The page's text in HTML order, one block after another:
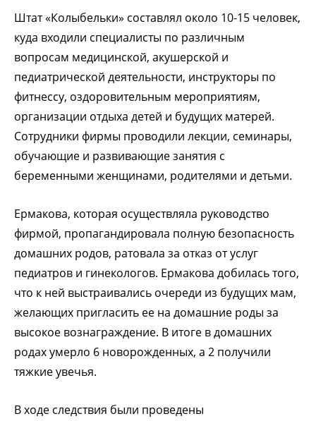
Штат «Колыбельки» составлял около 10-15 человек,
куда входили специалисты по различным
вопросам медицинской, акушерской и
педиатрической деятельности, инструкторы по
фитнессу, оздоровительным мероприятиям,
организации отдыха детей и будущих матерей.
Сотрудники фирмы проводили лекции, семинары,
обучающие и развивающие занятия с
беременными женщинами, родителями и детьми.
Ермакова, которая осуществляла руководство
фирмой, пропагандировала полную безопасность
домашних родов, ратовала за отказ от услуг
педиатров и гинекологов. Ермакова добилась того,
что к ней выстраивались очереди из будущих мам,
желающих пригласить ее на домашние роды за
высокое вознаграждение. В итоге в домашних
родах умерло 6 новорожденных, а 2 получили
тяжкие увечья.
В ходе следствия были проведены